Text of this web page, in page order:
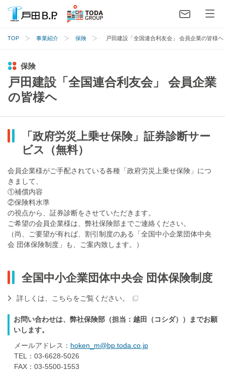
TOP 事業紹介 保険 戸田建設「全国連合利友会」 会員企業の皆様ヘ
保険
戸田建設「全国連合利友会」 会員企業
の皆様ヘ
「政府労災上乗せ保険」証券診断サー
ビス（無料）
会員企業様がご手配されている各種「政府労災上乗せ保険」につ
きまして、
①補償内容
②保険料水準
の視点から、証券診断をさせていただきます。
ご希望の会員企業様は、弊社保険部までご連絡ください。
（尚、ご要望が有れば、割引制度のある「全国中小企業団体中央
会 団体保険制度」も、ご案内致します。）
全国中小企業団体中央会 団体保険制度
詳しくは、こちらをご覧ください。
お問い合わせは、弊社保険部（担当：越田（コシダ））までお願
いします。
メールアドレス： hoken_m@bp.toda.co.jp
TEL：03-6628-5026
FAX：03-5500-1553